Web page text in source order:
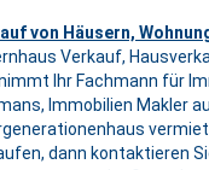
von Häusern,
Verkauf,
Ihr Fachmann für
Immobilien Makler
dann kontaktieren